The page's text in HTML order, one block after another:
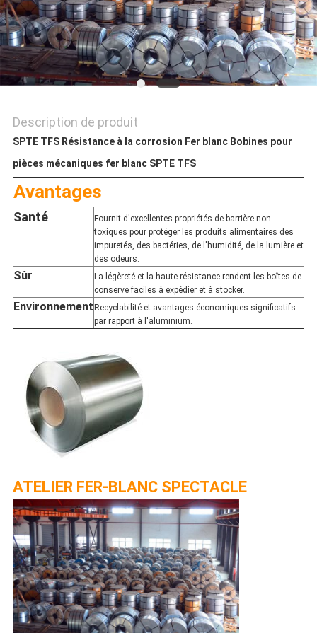
DU
SITE
DE
CONFIDENTIALITÉ
Description de produit
SPTE TFS Résistance à la corrosion Fer blanc Bobines pour
pièces mécaniques fer blanc SPTE TFS
Avantages
Santé
Fournit d'excellentes propriétés de barrière non
toxiques pour protéger les produits alimentaires des
impuretés, des bactéries, de l'humidité, de la lumière et
des odeurs.
Sûr
La légèreté et la haute résistance rendent les boîtes de
conserve faciles à expédier et à stocker.
Environnement Recyclabilité et avantages économiques significatifs
par rapport à l'aluminium.
ATELIER FER-BLANC SPECTACLE